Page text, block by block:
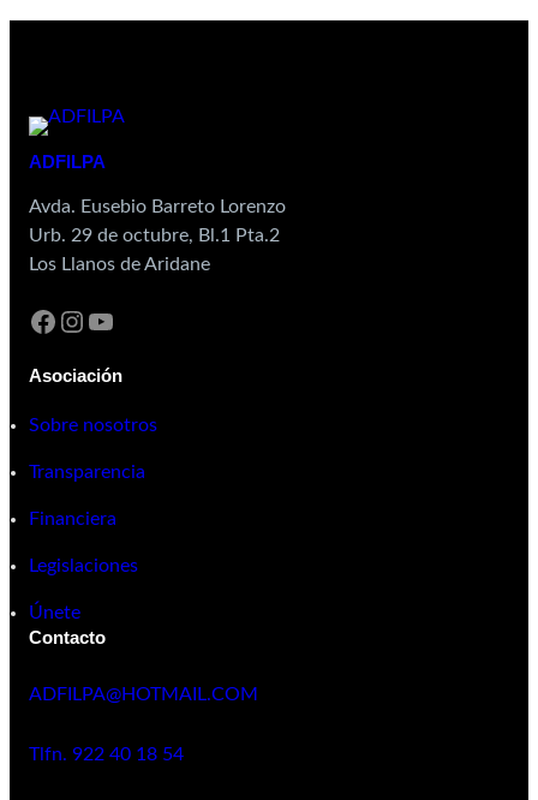
ADFILPA
Avda. Eusebio Barreto Lorenzo
Urb. 29 de octubre, Bl.1 Pta.2
Los Llanos de Aridane
Asociación
Sobre nosotros
Transparencia
Financiera
Legislaciones
Únete
Contacto
ADFILPA@HOTMAIL.COM
Tlfn. 922 40 18 54